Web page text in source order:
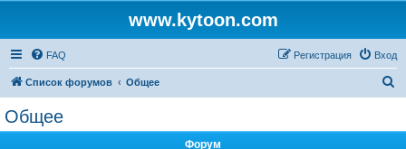
www.kytoon.com
FAQ Вход
Регистрация
Список форумов Общее
Общее
Форум